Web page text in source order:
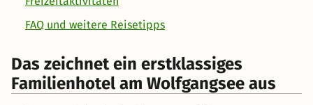
FAQ und weitere Reisetipps
Das zeichnet ein erstklassiges
Familienhotel am Wolfgangsee aus